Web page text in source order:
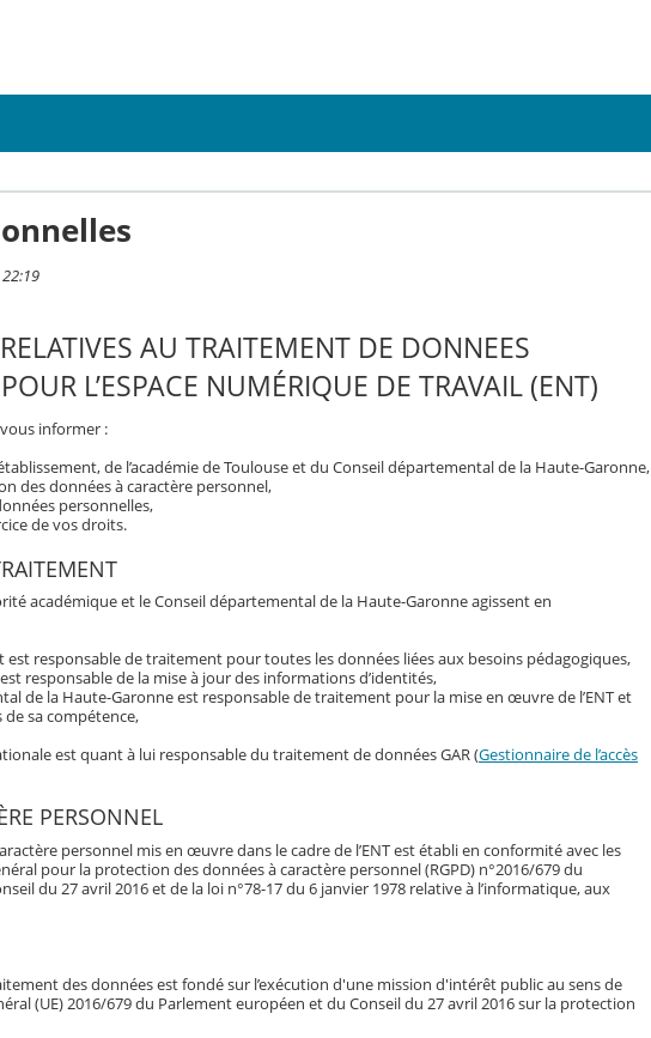
AU TRAITEMENT DE DONNEES
L’ESPACE NUMÉRIQUE DE TRAVAIL (ENT)
informer :
de l’académie de Toulouse et du Conseil départemental de la Haute-Garonne,
des données à caractère personnel,
personnelles,
de vos droits.
académique et le Conseil départemental de la Haute-Garonne agissent en
est responsable de traitement pour toutes les données liées aux besoins pédagogiques,
responsable de la mise à jour des informations d’identités,
de la Haute-Garonne est responsable de traitement pour la mise en œuvre de l’ENT et
sa compétence,
est quant à lui responsable du traitement de données GAR (Gestionnaire de l’accès
PERSONNEL
personnel mis en œuvre dans le cadre de l’ENT est établi en conformité avec les
pour la protection des données à caractère personnel (RGPD) n°2016/679 du
du 27 avril 2016 et de la loi n°78-17 du 6 janvier 1978 relative à l’informatique, aux
des données est fondé sur l’exécution d'une mission d'intérêt public au sens de
(UE) 2016/679 du Parlement européen et du Conseil du 27 avril 2016 sur la protection